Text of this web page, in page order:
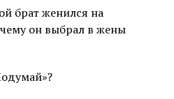
брат женился на
он выбрал в жены